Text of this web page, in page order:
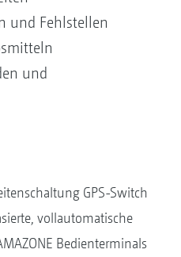
und Fehlstellen
und
GPS-Switch
vollautomatische
Bedienterminals